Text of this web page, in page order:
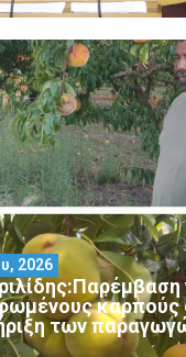
καρπούς
των
2026